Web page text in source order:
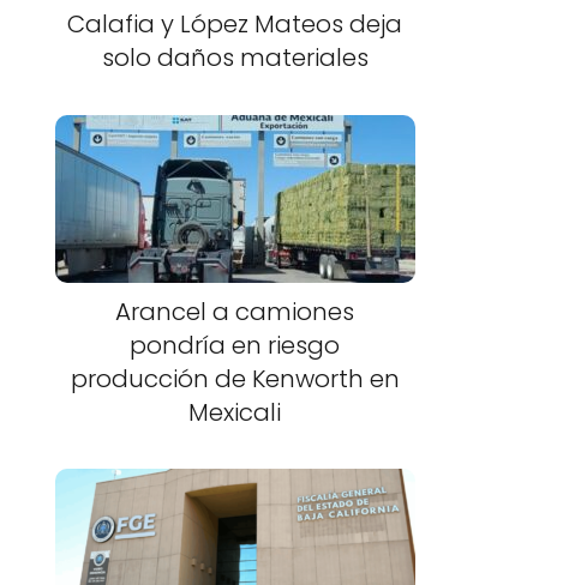
Calafia y López Mateos deja
solo daños materiales
Arancel a camiones
pondría en riesgo
producción de Kenworth en
Mexicali